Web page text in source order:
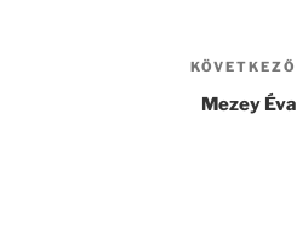
KÖVETKEZŐ
Mezey Éva